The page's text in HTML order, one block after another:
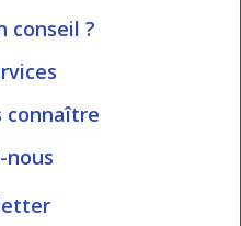
conseil ?
au Vendredi
livraison
site
connaître
nous?
vous
nous